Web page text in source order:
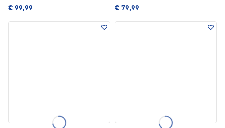
€ 99,99 € 79,99